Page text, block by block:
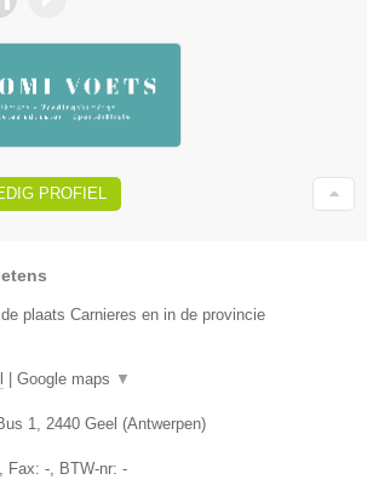
PROFIEL
plaats Carnieres en in de provincie
Google maps ▼
1, 2440 Geel (Antwerpen)
, Fax: -, BTW-nr: -